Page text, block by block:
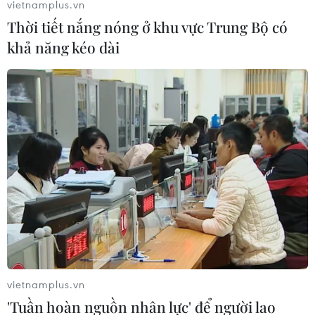
Gần 25.700 người dân đi trải nghiệm tàu
đường sắt Cát Linh-Hà Đông
07/11/2021 03:31
Đường sắt đô thị Cát Linh-Hà Đông đã đón hàng chục
nghìn lượt người dân đi trải nghiệm tàu ngay sau khi
được đưa vào khai thác thương mại.
vietnamplus.vn
Thời tiết nắng nóng ở khu vực Trung Bộ có
khả năng kéo dài
vietnamplus.vn
'Tuần hoàn nguồn nhân lực' để người lao